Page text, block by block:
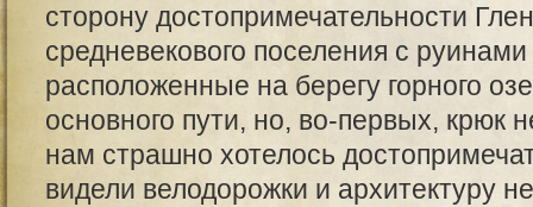
сторону достопримечательности
средневекового поселения с
расположенные на берегу горного
основного пути, но, во-первых, крюк
нам страшно хотелось
видели велодорожки и архитектуру